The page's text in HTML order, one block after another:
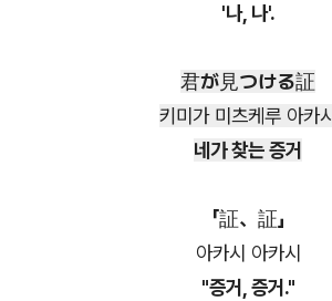
'나, 나'.
君が見つける証
키미가 미츠케루 아카시
네가 찾는 증거
「証、証」
아카시 아카시
"증거, 증거."